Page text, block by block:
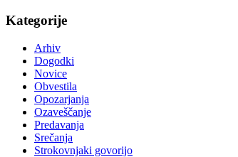
Kategorije
Arhiv
Dogodki
Novice
Obvestila
Opozarjanja
Ozaveščanje
Predavanja
Srečanja
Strokovnjaki govorijo